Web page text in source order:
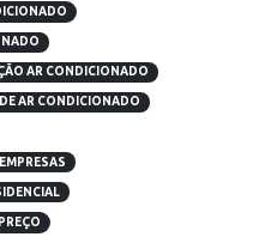
AR CONDICIONADO
AR CONDICIONADO